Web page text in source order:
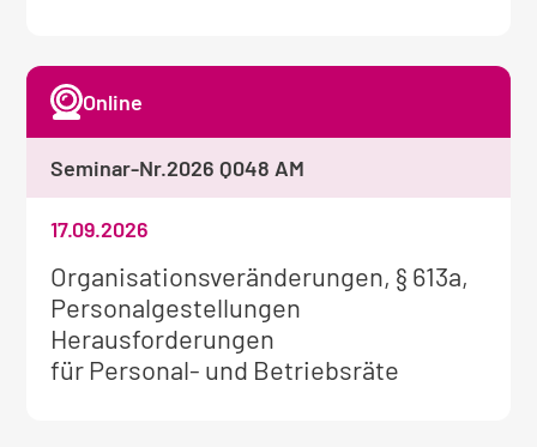
Weitere
Informationen
zum
Seminar:
Organisationsveränderungen, § 613a,
Personalgestellungen
Herausforderungen
für Personal- und Betriebsräte
17.09.2026
Online
Seminar-Nr.2026 Q048 AM